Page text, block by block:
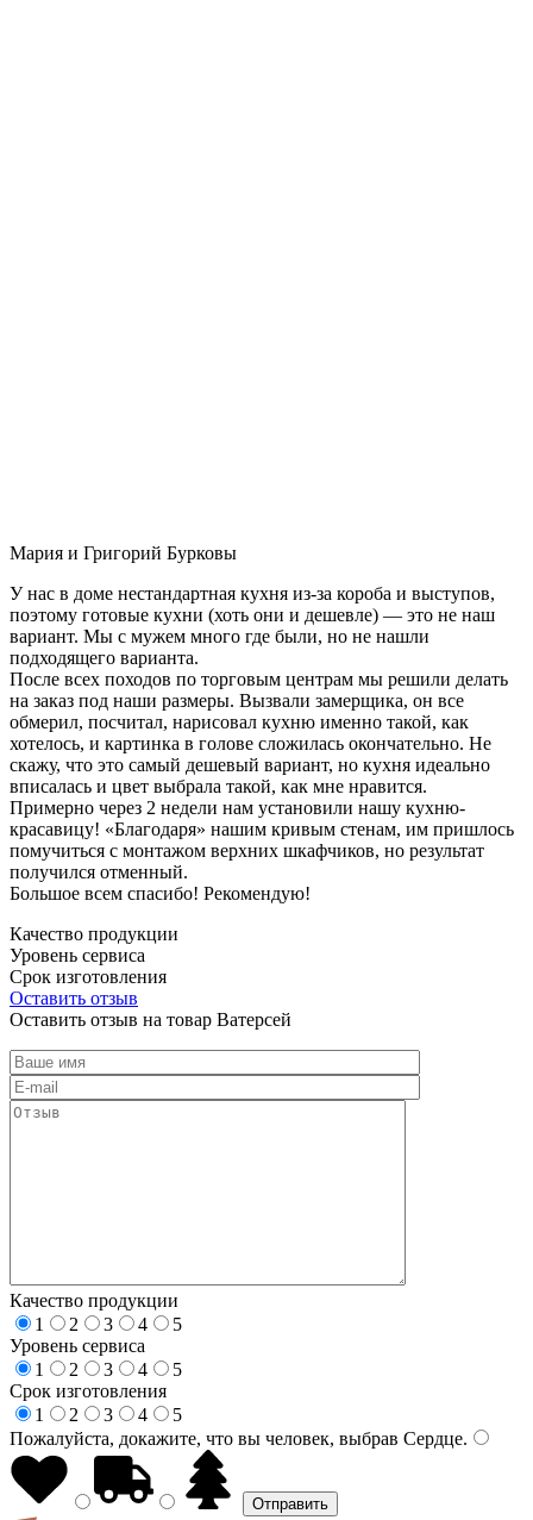
Мария и Григорий Бурковы
У нас в доме нестандартная кухня из-за короба и выступов,
поэтому готовые кухни (хоть они и дешевле) — это не наш
вариант. Мы с мужем много где были, но не нашли
подходящего варианта.
После всех походов по торговым центрам мы решили делать
на заказ под наши размеры. Вызвали замерщика, он все
обмерил, посчитал, нарисовал кухню именно такой, как
хотелось, и картинка в голове сложилась окончательно. Не
скажу, что это самый дешевый вариант, но кухня идеально
вписалась и цвет выбрала такой, как мне нравится.
Примерно через 2 недели нам установили нашу кухню-
красавицу! «Благодаря» нашим кривым стенам, им пришлось
помучиться с монтажом верхних шкафчиков, но результат
получился отменный.
Большое всем спасибо! Рекомендую!
Качество продукции
Уровень сервиса
Срок изготовления
Оставить отзыв
Оставить отзыв на товар Ватерсей
Качество продукции
1
2 3 4
5
Уровень сервиса
1
2 3 4
5
Срок изготовления
1
2 3 4
5
Пожалуйста, докажите, что вы человек, выбрав Сердце.